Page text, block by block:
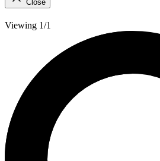
Close
Viewing 1/1